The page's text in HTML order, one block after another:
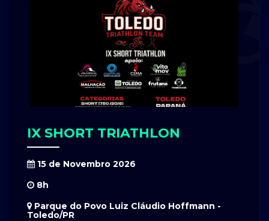
IX SHORT TRIATHLON
15 de Novembro 2026
8h
Parque do Povo Luiz Cláudio Hoffmann -
Toledo/PR